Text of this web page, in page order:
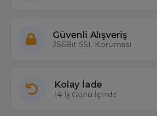
Güvenli Alışveriş
256Bit SSL Koruması
Kolay İade
14 İş Günü İçinde